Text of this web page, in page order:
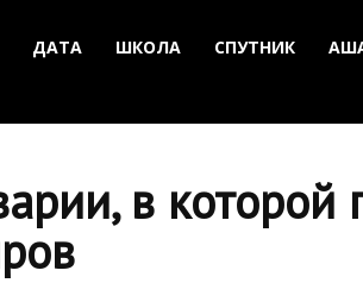
ДАТА ШКОЛА СПУТНИК
в которой